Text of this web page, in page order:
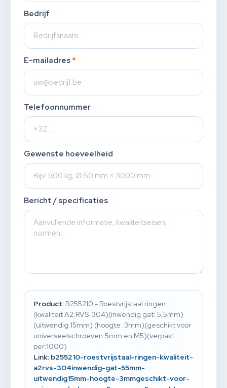
Bedrijf
E-mailadres *
Telefoonnummer
Gewenste hoeveelheid
Bericht / specificaties
Product: B255210 - Roestvrijstaal ringen
(kwaliteit A2:RVS-304)(inwendig gat: 5,5mm)
(uitwendig:15mm) (hoogte :3mm)(geschikt voor
universeelschroeven:5mm en M5)(verpakt
per:1000)
Link: b255210-roestvrijstaal-ringen-kwaliteit-
a2rvs-304inwendig-gat-55mm-
uitwendig15mm-hoogte-3mmgeschikt-voor-